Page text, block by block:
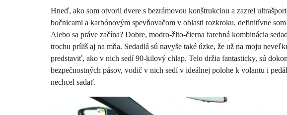
Hneď, ako som otvoril dvere s bezrámovou konštrukciou a zazrel
bočnicami a karbónovým spevňovačom v oblasti rozkroku, definitívne
Alebo sa práve začína? Dobre, modro-žlto-čierna farebná kombinácia
trochu príliš aj na mňa. Sedadlá sú navyše také úzke, že už na moju
predstaviť, ako v nich sedí 90-kilový chlap. Telo držia fantasticky, sú
bezpečnostných pásov, vodič v nich sedí v ideálnej polohe k volantu i
nechcel sadať.